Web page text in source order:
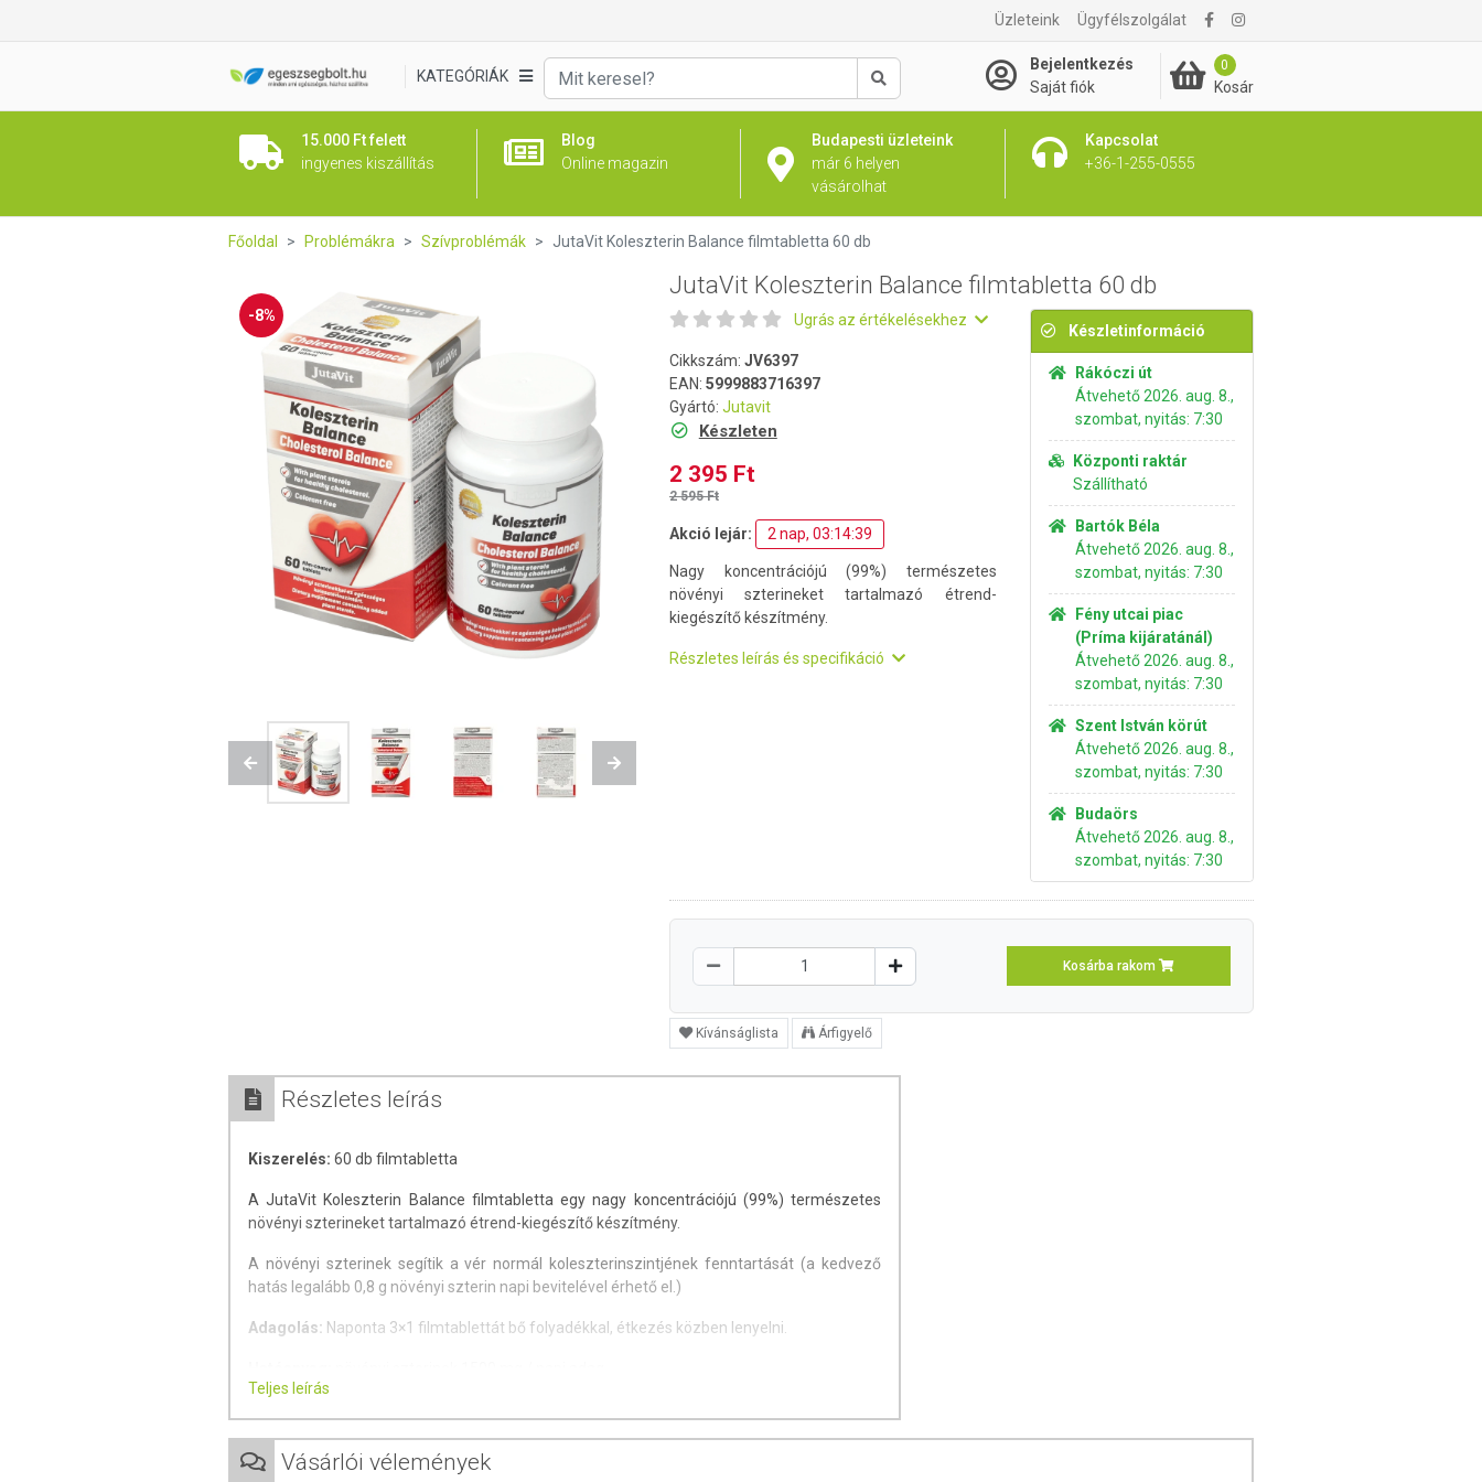
Üzleteink Ügyfélszolgálat
KATEGÓRIÁK
Keresés
Bejelentkezés
Saját fiók
0
Kosár
15.000 Ft felett
ingyenes kiszállítás
Blog
Online magazin
Budapesti üzleteink
már 6 helyen
vásárolhat
Kapcsolat
+36-1-255-0555
2 395 Ft Kosárba rakom
Főoldal Problémákra Szívproblémák JutaVit Koleszterin Balance filmtabletta 60 db
-8%
Previous Next
JutaVit Koleszterin Balance filmtabletta 60 db
Ugrás az értékelésekhez
Cikkszám: JV6397
EAN: 5999883716397
Gyártó: Jutavit
Készleten
2 395 Ft
2 595 Ft
Akció lejár: 2 nap, 03:14:38
Nagy koncentrációjú (99%) természetes
növényi szterineket tartalmazó étrend-
kiegészítő készítmény.
Részletes leírás és specifikáció
Készletinformáció
Rákóczi út
Átvehető 2026. aug. 8.,
szombat, nyitás: 7:30
Központi raktár
Szállítható
Bartók Béla
Átvehető 2026. aug. 8.,
szombat, nyitás: 7:30
Fény utcai piac
(Príma kijáratánál)
Átvehető 2026. aug. 8.,
szombat, nyitás: 7:30
Szent István körút
Átvehető 2026. aug. 8.,
szombat, nyitás: 7:30
Budaörs
Átvehető 2026. aug. 8.,
szombat, nyitás: 7:30
Kosárba rakom
Kívánságlista Árfigyelő
Részletes leírás
Kiszerelés: 60 db filmtabletta
A JutaVit Koleszterin Balance filmtabletta egy nagy koncentrációjú (99%) természetes
növényi szterineket tartalmazó étrend-kiegészítő készítmény.
A növényi szterinek segítik a vér normál koleszterinszintjének fenntartását (a kedvező
hatás legalább 0,8 g növényi szterin napi bevitelével érhető el.)
Adagolás: Naponta 3×1 filmtablettát bő folyadékkal, étkezés közben lenyelni.
OGYÉI nyilvántartási szám: 20912/2018
Teljes leírás
Vásárlói vélemények